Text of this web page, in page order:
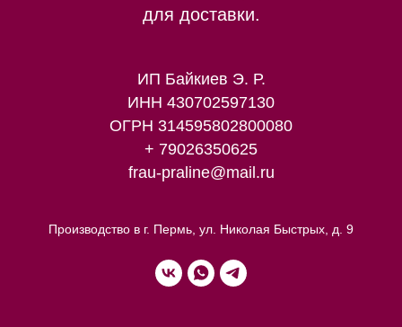
для доставки.
ИП Байкиев Э. Р.
ИНН 430702597130
ОГРН 314595802800080
+ 79026350625
frau-praline@mail.ru
Производство в г. Пермь, ул. Николая Быстрых, д. 9